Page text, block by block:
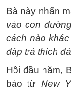
Bà này nhấn
vào con
cách nào
đáp trả thích
Hồi đầu năm,
báo từ New